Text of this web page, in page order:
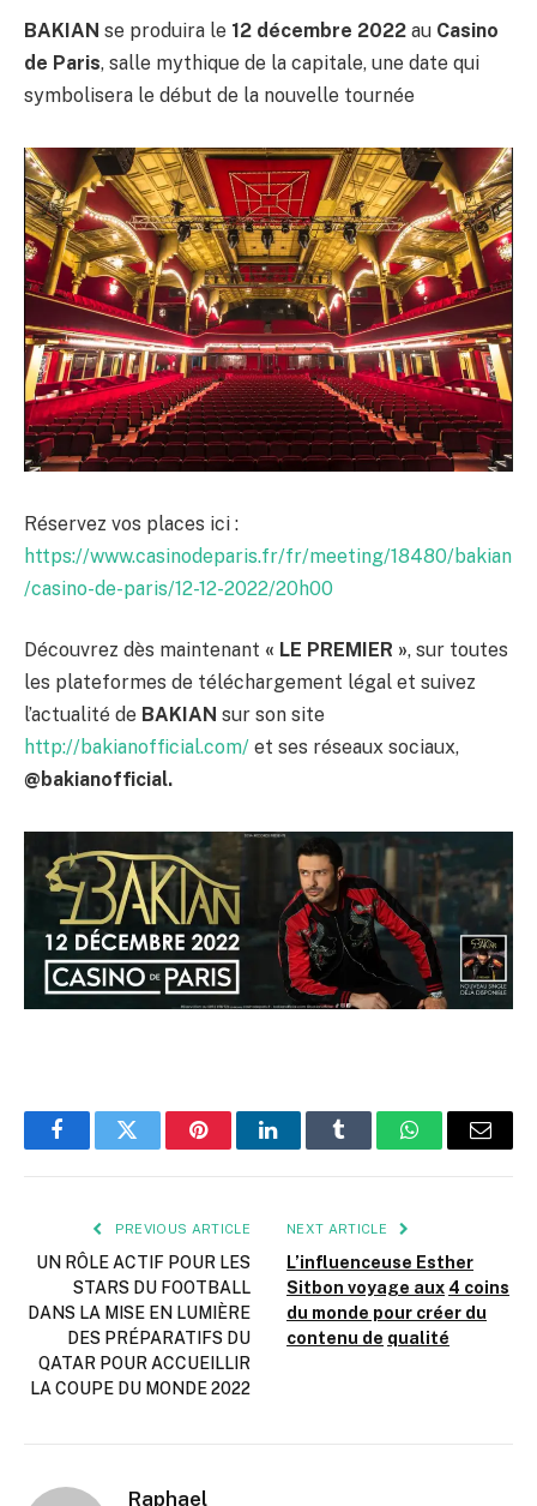
BAKIAN se produira le 12 décembre 2022 au Casino
de Paris, salle mythique de la capitale, une date qui
symbolisera le début de la nouvelle tournée
Réservez vos places ici :
https://www.casinodeparis.fr/fr/meeting/18480/bakian
/casino-de-paris/12-12-2022/20h00
Découvrez dès maintenant « LE PREMIER », sur toutes
les plateformes de téléchargement légal et suivez
l’actualité de BAKIAN sur son site
http://bakianofficial.com/ et ses réseaux sociaux,
@bakianofficial.
FacebookTwitter PinterestLinkedInTumblr WhatsAppEmail
PREVIOUS ARTICLE
UN RÔLE ACTIF POUR LES
STARS DU FOOTBALL
DANS LA MISE EN LUMIÈRE
DES PRÉPARATIFS DU
QATAR POUR ACCUEILLIR
LA COUPE DU MONDE 2022
NEXT ARTICLE
L’influenceuse Esther
Sitbon voyage aux 4 coins
du monde pour créer du
contenu de qualité
Raphael